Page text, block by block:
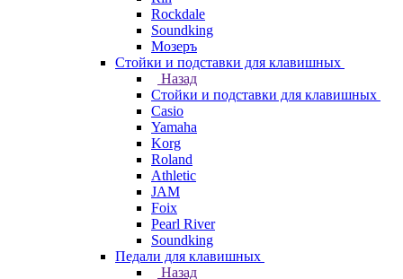
Rockdale
Soundking
Мозеръ
Стойки и подставки для клавишных
Назад
Стойки и подставки для клавишных
Casio
Yamaha
Korg
Roland
Athletic
JAM
Foix
Pearl River
Soundking
Педали для клавишных
Назад